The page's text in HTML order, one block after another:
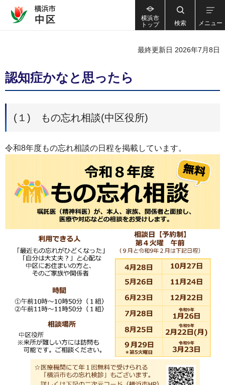
横浜市
トップ
検索 メニュー
最終更新日 2026年7月8日
認知症かなと思ったら
(１) もの忘れ相談(中区役所)
令和8年度もの忘れ相談の日程を掲載しています。